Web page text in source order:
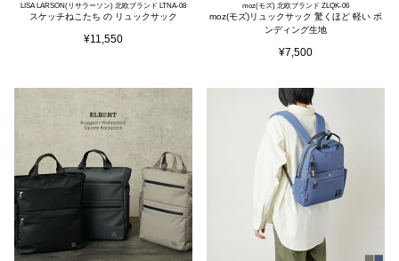
LISA LARSON(リサラーソン) 北欧ブランド LTNA-08
スケッチねこたち の リュックサック
¥11,550
moz(モズ) 北欧ブランド ZLQK-06
moz(モズ)リュックサック 驚くほど 軽い ボ
ンディング生地
¥7,500